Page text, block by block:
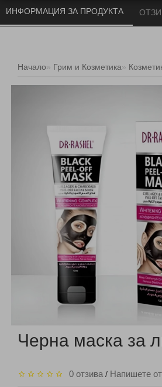
Начало Грим и Козметика
ИНФОРМАЦИЯ ЗА ПРОДУКТА
Черна маска за
0 отзива / Напишете